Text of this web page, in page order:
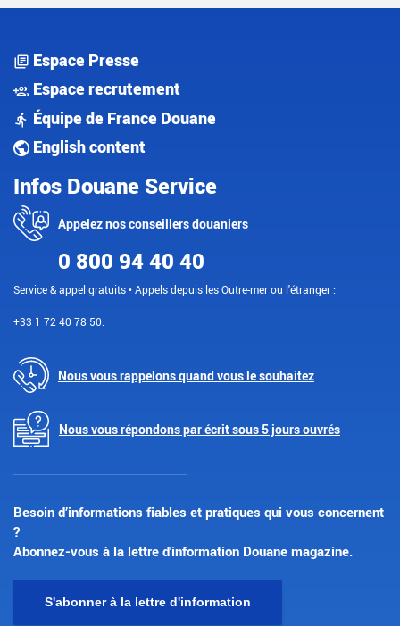
Espace Presse
Espace recrutement
Équipe de France Douane
English content
Infos Douane Service
Appelez nos conseillers douaniers
0 800 94 40 40
Service & appel gratuits • Appels depuis les Outre-mer ou l'étranger :
+33 1 72 40 78 50.
Nous vous rappelons quand vous le souhaitez
Nous vous répondons par écrit sous 5 jours ouvrés
Besoin d’informations fiables et pratiques qui vous concernent
?
Abonnez-vous à la lettre d'information Douane magazine.
S'abonner à la lettre d'information